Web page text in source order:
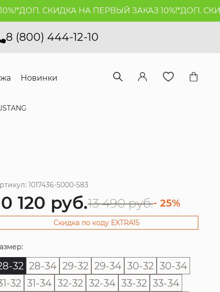
ДОП. СКИДКА НА ПЕРВЫЙ ЗАКАЗ 10%!*ДОП.
8 (800) 444-12-10
Новинки
1017436-5000-583
120 руб.13 490 руб.- 25%
Скидка по коду EXTRA15
32 28-34 29-32 29-34 30-32 30-34
32 31-34 32-32 32-34 33-32 33-34